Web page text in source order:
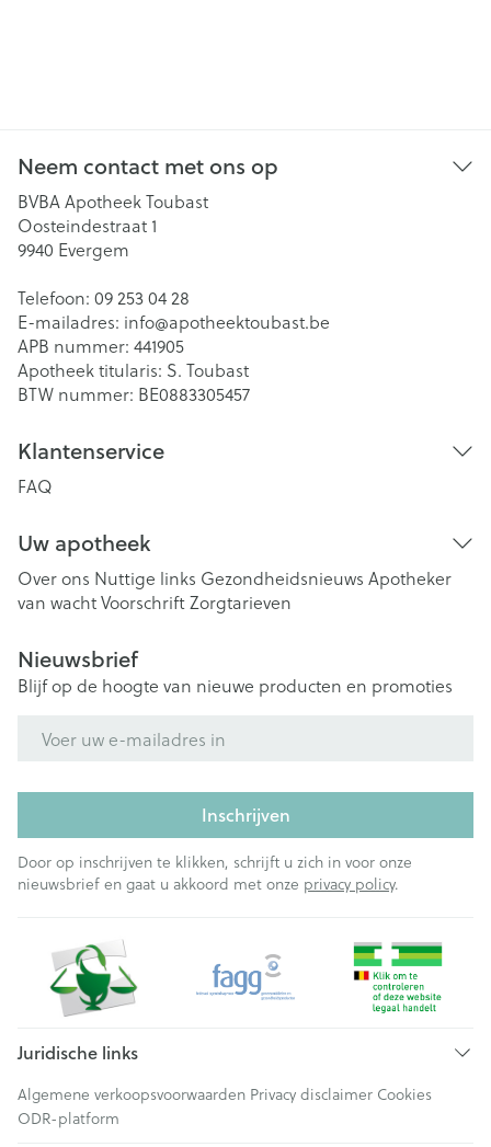
Neem contact met ons op
BVBA Apotheek Toubast
Oosteindestraat 1
9940 Evergem
Telefoon: 09 253 04 28
E-mailadres: info@apotheektoubast.be
APB nummer: 441905
Apotheek titularis: S. Toubast
BTW nummer: BE0883305457
Klantenservice
FAQ
Uw apotheek
Over ons Nuttige links Gezondheidsnieuws Apotheker
van wachtVoorschriftZorgtarieven
Nieuwsbrief
Blijf op de hoogte van nieuwe producten en promoties
Inschrijven
Door op inschrijven te klikken, schrijft u zich in voor onze
nieuwsbrief en gaat u akkoord met onze privacy policy.
Juridische links
Algemene verkoopsvoorwaarden Privacy disclaimer Cookies
ODR-platform